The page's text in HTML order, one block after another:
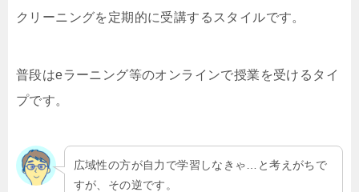
クリーニングを定期的に受講するスタイルです。
普段はeラーニング等のオンラインで授業を受けるタイ
プです。
広域性の方が自力で学習しなきゃ…と考えがちで
すが、その逆です。